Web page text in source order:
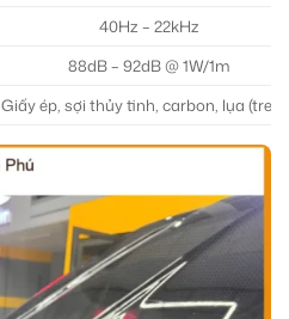
40Hz – 22kHz
88dB – 92dB @ 1W/1m
Giấy ép, sợi thủy tinh, carbon, lụa